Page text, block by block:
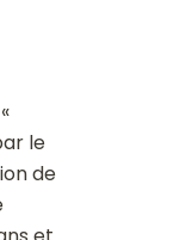
le
de